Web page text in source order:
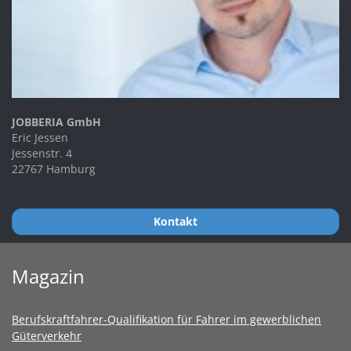
JOBBERIA GmbH
Eric Jessen
Jessenstr. 4
22767 Hamburg
Kontakt
Magazin
Berufskraftfahrer-Qualifikation für Fahrer im gewerblichen
Güterverkehr